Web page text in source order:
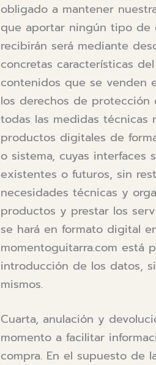
obligado a mantener
que aportar ningún tipo de
recibirán será mediante
concretas características
contenidos que se venden
los derechos de protección
todas las medidas técnicas
productos digitales de
o sistema, cuyas interfaces
existentes o futuros, sin
necesidades técnicas y
productos y prestar los
se hará en formato digital
momentoguitarra.com está
introducción de los datos,
mismos.
Cuarta, anulación y
momento a facilitar
compra. En el supuesto de